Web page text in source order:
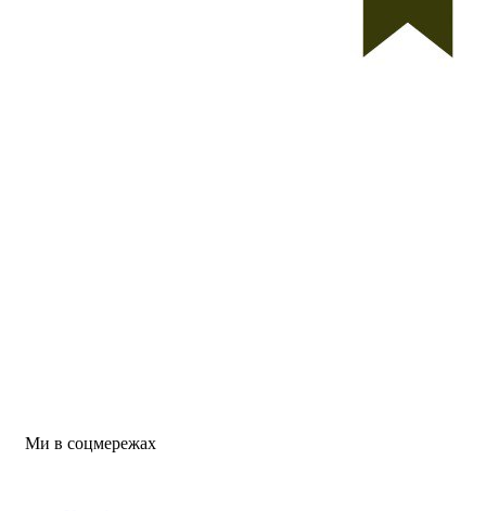
Ми в соцмережах